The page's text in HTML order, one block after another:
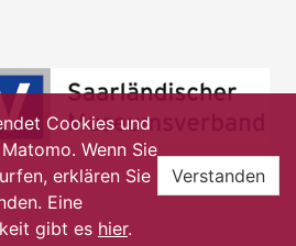
Cookies und
Wenn Sie
erklären Sie
Eine
gibt es hier.
Verstanden